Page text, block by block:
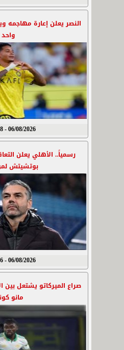
النصر يعلن إعارة
واحد
06/08/2026 - 12:38 م
رسمياً.. الأهلي يعلن
بوتشيتش
06/08/2026 - 12:36 م
صراع الميركاتو يشتعل
مانو